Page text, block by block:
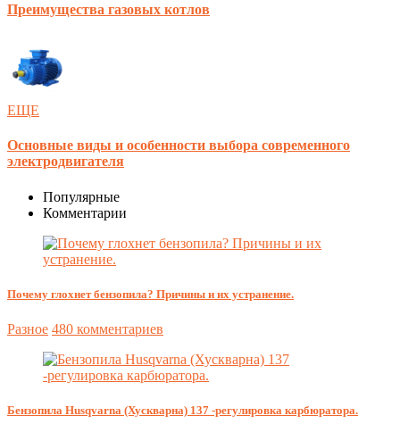
Преимущества газовых котлов
ЕЩЕ
Основные виды и особенности выбора современного
электродвигателя
Популярные
Комментарии
Почему глохнет бензопила? Причины и их устранение.
Разное 480 комментариев
Бензопила Husqvarna (Хускварна) 137 -регулировка карбюратора.